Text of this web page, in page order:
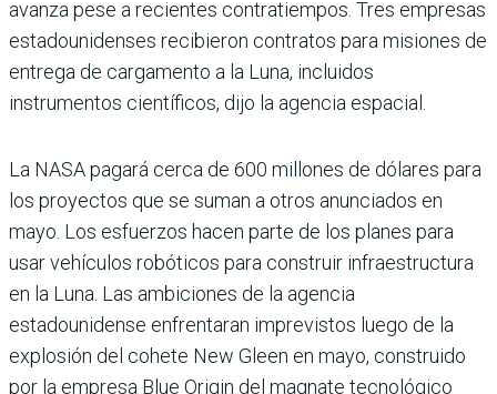
avanza pese a recientes contratiempos. Tres empresas
estadounidenses recibieron contratos para misiones de
entrega de cargamento a la Luna, incluidos
instrumentos científicos, dijo la agencia espacial.
La NASA pagará cerca de 600 millones de dólares para
los proyectos que se suman a otros anunciados en
mayo. Los esfuerzos hacen parte de los planes para
usar vehículos robóticos para construir infraestructura
en la Luna. Las ambiciones de la agencia
estadounidense enfrentaran imprevistos luego de la
explosión del cohete New Gleen en mayo, construido
por la empresa Blue Origin del magnate tecnológico